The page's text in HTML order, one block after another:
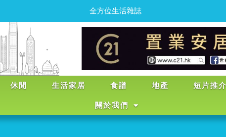
全方位生活雜誌
休閒 生活家居 食譜 地產 短片推介
關於我們